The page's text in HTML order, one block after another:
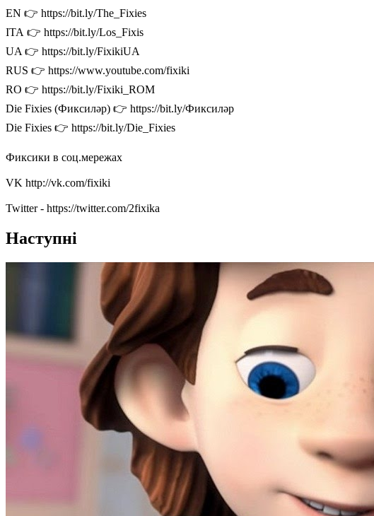
EN 👉 https://bit.ly/The_Fixies
ІТА 👉 https://bit.ly/Los_Fixis
UA 👉 https://bit.ly/FixikiUA
RUS 👉 https://www.youtube.com/fixiki
RO 👉 https://bit.ly/Fixiki_ROM
Die Fixies (Фиксиләр) 👉 https://bit.ly/Фиксиләр
Die Fixies 👉 https://bit.ly/Die_Fixies
Фиксики в соц.мережах
VK http://vk.com/fixiki
Twitter - https://twitter.com/2fixika
Наступні